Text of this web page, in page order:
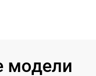
модели